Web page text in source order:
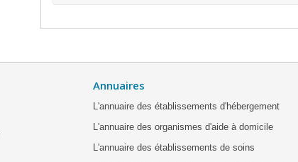
Annuaires
L'annuaire des établissements d'hébergement
L'annuaire des organismes d'aide à domicile
L'annuaire des établissements de soins